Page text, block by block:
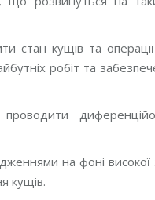
стан кущів та
робіт та
на фоні високої
кущів.